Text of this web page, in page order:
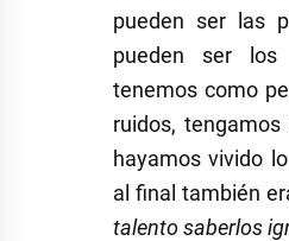
pueden ser las
pueden ser los
tenemos como
ruidos,
hayamos vivido
al final también
talento saberlos